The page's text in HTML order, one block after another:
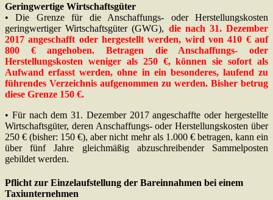
Geringwertige Wirtschaftsgüter
• Die Grenze für die Anschaffungs- oder Herstellungskosten
geringwertiger Wirtschaftsgüter (GWG), die nach 31. Dezember
2017 angeschafft oder hergestellt werden, wird von 410 € auf
800 € angehoben.
Betragen die Anschaffungs- oder
Herstellungskosten weniger als 250 €, können sie sofort als
Aufwand erfasst werden, ohne in ein besonderes, laufend zu
führendes Verzeichnis aufgenommen zu werden. Bisher betrug
diese Grenze 150 €.
• Für nach dem 31. Dezember 2017 angeschaffte oder hergestellte
Wirtschaftsgüter, deren Anschaffungs- oder Herstellungskosten über
250 € (bisher: 150 €), aber nicht mehr als 1.000 € betragen, kann ein
über fünf Jahre gleichmäßig abzuschreibender Sammelposten
gebildet werden.
Pflicht zur Einzelaufstellung der Bareinnahmen bei einem
Taxiunternehmen